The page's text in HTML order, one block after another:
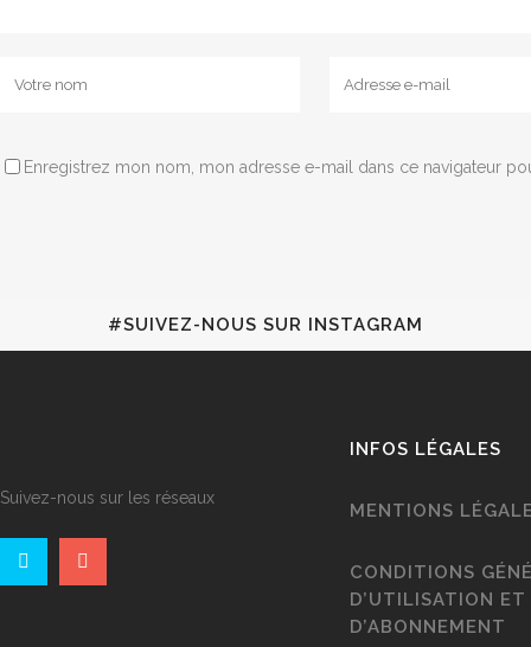
Enregistrez mon nom, mon adresse e-mail dans ce navigateur
#SUIVEZ-NOUS SUR INSTAGRAM
Suivez-nous sur les réseaux
INFOS LÉGALES
MENTIONS
CONDITIONS
D’UTILISATION ET
D’ABONNEMENT